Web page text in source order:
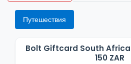
Путешествия
Bolt Giftcard South
150 ZAR